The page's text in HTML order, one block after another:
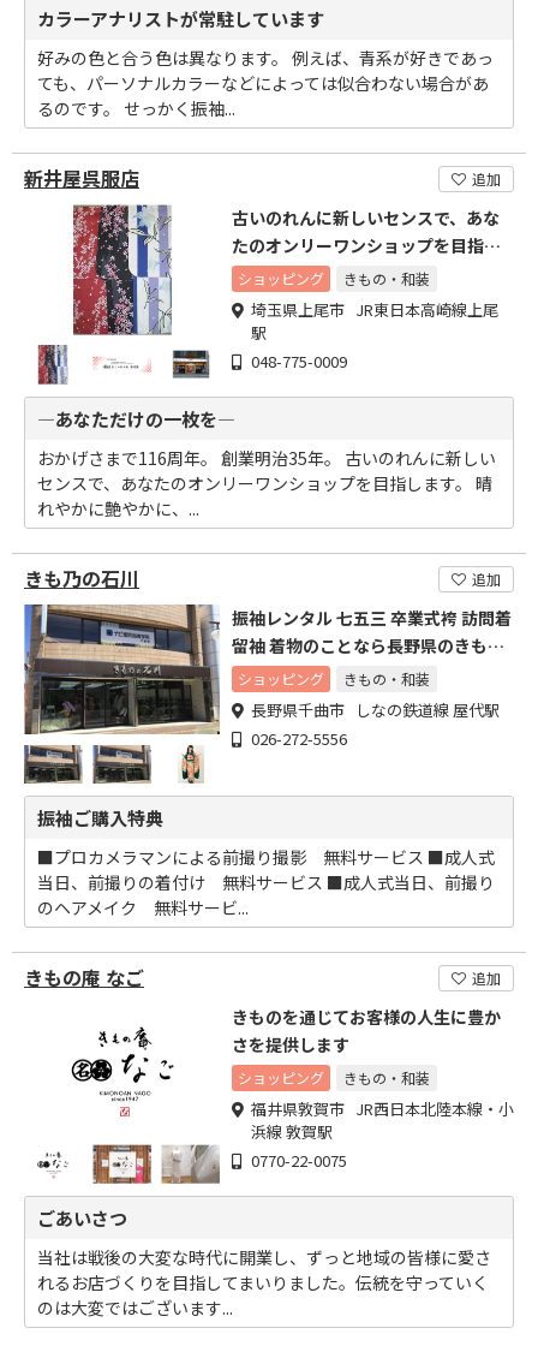
カラーアナリストが常駐しています
好みの色と合う色は異なります。 例えば、青系が好きであっ
ても、パーソナルカラーなどによっては似合わない場合があ
るのです。 せっかく振袖...
新井屋呉服店 追加
古いのれんに新しいセンスで、あな
たのオンリーワンショップを目指し
ます。
ショッピング きもの・和装
埼玉県上尾市 JR東日本高崎線上尾
駅
048-775-0009
―あなただけの一枚を―
おかげさまで116周年。 創業明治35年。 古いのれんに新しい
センスで、あなたのオンリーワンショップを目指します。 晴
れやかに艶やかに、...
きも乃の石川 追加
振袖レンタル 七五三 卒業式袴 訪問着
留袖 着物のことなら長野県のきもの
の石川へ
ショッピング きもの・和装
長野県千曲市 しなの鉄道線 屋代駅
026-272-5556
振袖ご購入特典
■プロカメラマンによる前撮り撮影 無料サービス ■成人式
当日、前撮りの着付け 無料サービス ■成人式当日、前撮り
のヘアメイク 無料サービ...
きもの庵 なご 追加
きものを通じてお客様の人生に豊か
さを提供します
ショッピング きもの・和装
福井県敦賀市 JR西日本北陸本線・小
浜線 敦賀駅
0770-22-0075
ごあいさつ
当社は戦後の大変な時代に開業し、ずっと地域の皆様に愛さ
れるお店づくりを目指してまいりました。伝統を守っていく
のは大変ではございます...